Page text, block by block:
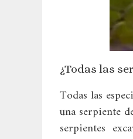
¿Todas las
Todas las
una serpiente
serpientes